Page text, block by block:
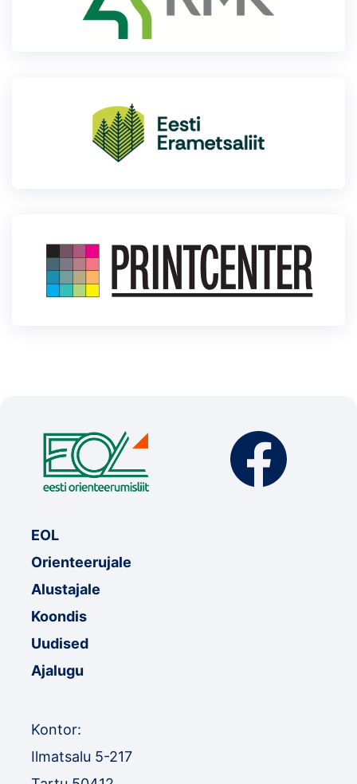
EOL
Orienteerujale
Alustajale
Koondis
Uudised
Ajalugu
Kontor:
Ilmatsalu 5-217